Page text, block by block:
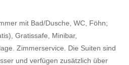
mit Bad/Dusche, WC, Föhn;
Gratissafe, Minibar,
Zimmerservice. Die Suiten sind
und verfügen zusätzlich über